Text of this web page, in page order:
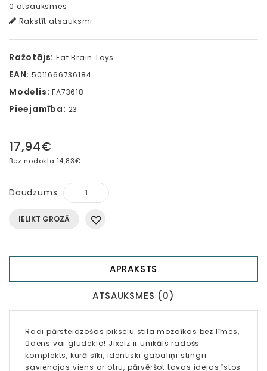
0 atsauksmes
Rakstīt atsauksmi
Ražotājs: Fat Brain Toys
EAN: 5011666736184
Modelis: FA73618
Pieejamība: 23
17,94€
Bez nodokļa:14,83€
Daudzums
IELIKT GROZĀ
APRAKSTS
ATSAUKSMES (0)
Radi pārsteidzošas pikseļu stila mozaīkas bez līmes,
ūdens vai gludekļa! Jixelz ir unikāls radošs
komplekts, kurā sīki, identiski gabaliņi stingri
savienojas viens ar otru, pārvēršot tavas idejas īstos